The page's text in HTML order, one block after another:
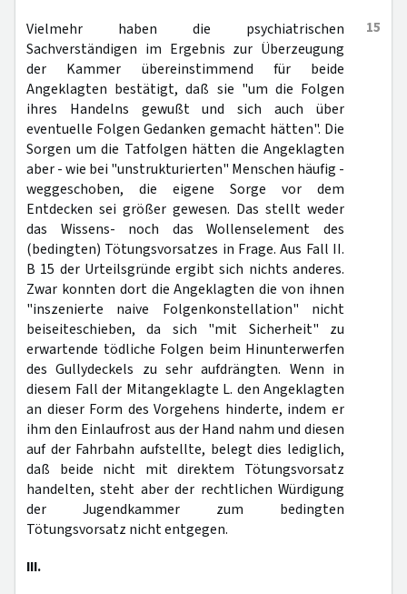
15
Vielmehr haben die psychiatrischen
Sachverständigen im Ergebnis zur Überzeugung
der Kammer übereinstimmend für beide
Angeklagten bestätigt, daß sie "um die Folgen
ihres Handelns gewußt und sich auch über
eventuelle Folgen Gedanken gemacht hätten". Die
Sorgen um die Tatfolgen hätten die Angeklagten
aber - wie bei "unstrukturierten" Menschen häufig -
weggeschoben, die eigene Sorge vor dem
Entdecken sei größer gewesen. Das stellt weder
das Wissens- noch das Wollenselement des
(bedingten) Tötungsvorsatzes in Frage. Aus Fall II.
B 15 der Urteilsgründe ergibt sich nichts anderes.
Zwar konnten dort die Angeklagten die von ihnen
"inszenierte naive Folgenkonstellation" nicht
beiseiteschieben, da sich "mit Sicherheit" zu
erwartende tödliche Folgen beim Hinunterwerfen
des Gullydeckels zu sehr aufdrängten. Wenn in
diesem Fall der Mitangeklagte L. den Angeklagten
an dieser Form des Vorgehens hinderte, indem er
ihm den Einlaufrost aus der Hand nahm und diesen
auf der Fahrbahn aufstellte, belegt dies lediglich,
daß beide nicht mit direktem Tötungsvorsatz
handelten, steht aber der rechtlichen Würdigung
der Jugendkammer zum bedingten
Tötungsvorsatz nicht entgegen.
III.